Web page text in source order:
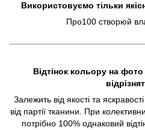
Використовуємо тільки
Про100 створюй
Відтінок кольору на
Залежить від якості та
від партії тканини. При
потрібно 100% однаковий